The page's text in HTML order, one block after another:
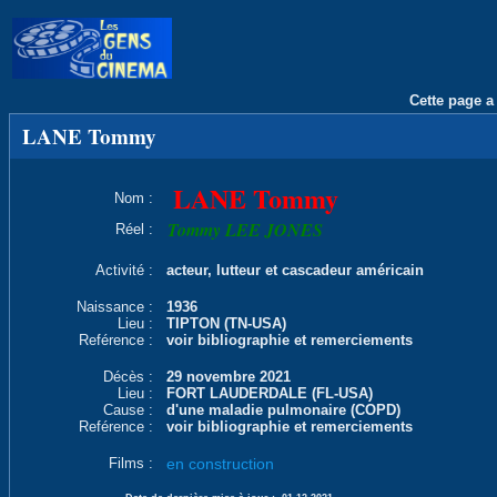
Cette page
LANE Tommy
Nom : LANE Tommy
Réel : Tommy LEE JONES
Activité : acteur, lutteur et cascadeur américain
Naissance :
1936
Lieu :
TIPTON (TN-USA)
Reférence :
voir bibliographie et remerciements
Décès :
29 novembre 2021
Lieu :
FORT LAUDERDALE (FL-USA)
Cause :
d'une maladie pulmonaire (COPD)
Reférence :
voir bibliographie et remerciements
Films : en construction